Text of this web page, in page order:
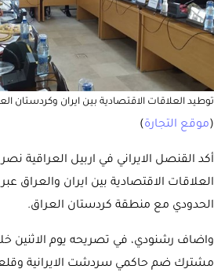
توطيد العلاقات الاقتصادية بين ايران وكردستان
(موقع التجارة)
أكد القنصل الايراني في اربيل العراقية
العلاقات الاقتصادية بين ايران والعراق
الحدودي مع منطقة كردستان العراق.
واضاف رشنودي، في تصريحه يوم الاثنين
مشترك ضم حاكمي سردشت الايرانية وقلعه